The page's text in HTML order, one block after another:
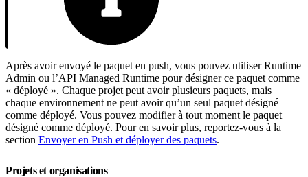
Après avoir envoyé le paquet en push, vous pouvez utiliser Runtime
Admin ou l’API Managed Runtime pour désigner ce paquet comme
« déployé ». Chaque projet peut avoir plusieurs paquets, mais
chaque environnement ne peut avoir qu’un seul paquet désigné
comme déployé. Vous pouvez modifier à tout moment le paquet
désigné comme déployé. Pour en savoir plus, reportez-vous à la
section Envoyer en Push et déployer des paquets.
Projets et organisations